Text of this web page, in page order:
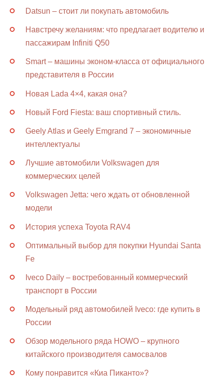
Datsun – стоит ли покупать автомобиль
Навстречу желаниям: что предлагает водителю и
пассажирам Infiniti Q50
Smart – машины эконом-класса от официального
представителя в России
Новая Lada 4×4, какая она?
Новый Ford Fiesta: ваш спортивный стиль.
Geely Atlas и Geely Emgrand 7 – экономичные
интеллектуалы
Лучшие автомобили Volkswagen для
коммерческих целей
Volkswagen Jetta: чего ждать от обновленной
модели
История успеха Toyota RAV4
Оптимальный выбор для покупки Hyundai Santa
Fe
Iveco Daily – востребованный коммерческий
транспорт в России
Модельный ряд автомобилей Iveco: где купить в
России
Обзор модельного ряда HOWO – крупного
китайского производителя самосвалов
Кому понравится «Киа Пиканто»?